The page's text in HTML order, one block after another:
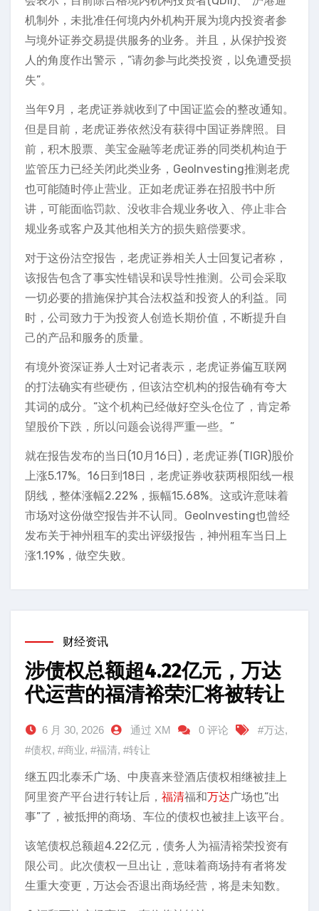
机制外，未批准任何境内外机构开展为境内投资者参
与境外证券交易提供服务的业务。并且，从保护投资
人的角度作出警示，“请勿参与此类投资，以免遭受损
失”。
当年9月，老虎证券就收到了中国证监会的整改通知。
但是目前，老虎证券依然没有获得中国证券牌照。目
前，积木股票、美宝金融等老虎证券的同类机构迫于
监管压力已经关闭此类业务，GeoInvesting推测老虎
也可能随时停止营业。正如老虎证券在招股书中所
讲，可能面临罚款、没收非合规业务收入、停止非合
规业务或客户及其他相关方的损失赔偿要求。
对于这份沽空报告，老虎证券相关人士回复记者称，
该报告包含了事实性错误和误导性推测。公司会采取
一切必要的措施保护其合法权益和投资人的利益。同
时，公司致力于为投资人创造长期价值，不断提升自
己的产品和服务的质量。
有境外资深证券人士对记者表示，老虎证券偏互联网
的打法确实有些硬伤，但该沽空机构的报告确有夸大
其词的成分。“这个机构已经做好空头仓位了，肯定希
望股价下跌，所以问题会说得严重一些。”
就在报告发布的当日(10月16日)，老虎证券(TIGR)股价
上涨5.17%。16日到18日，老虎证券收获两根阳线一根
阴线，整体涨幅2.22%，振幅15.68%。这或许意味着
市场对这份做空报告并不认同。GeoInvesting也曾经
发布关于神州租车的卖出评级报告，神州租车当日上
涨1.19%，做空失败。
财经资讯
涉债权总额超4.22亿元，万达
代运营的福清裕荣汇将被转让
6 月 30, 2026 通过 XM 0 评论 #万达,
#债权, #商业, #福清, #转让
继五四北泰禾广场、中庚喜来登酒店债权相继被挂上
阿里资产平台进行转让后， 福清福和万达广场也“出
事”了，被抵押的商场、车位的债权也被挂上该平台。
该笔债权总额超4.22亿元，债务人为福清裕荣投资有
限公司。此次债权一旦出让，意味着商场持有者将发
生重大变更，万达会否退出商场经营，将是未知数。